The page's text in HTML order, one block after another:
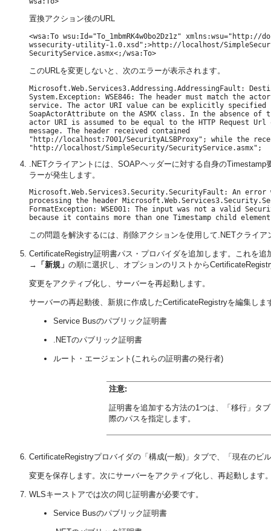
置換アクション後のURL
<wsa:To wsu:Id="To_1mbmRK4w0bo2Dz1z"
wssecurity-utility-1.0.xsd";>http://localhost/
このURLを変更しないと、次のエラーが表示されます。
Microsoft.Web.Services3.Addressing.AddressingFault:
System.Exception: WSE846: The header must match the
service. The actor URI value can be explicitly specified
SoapActorAttribute on the ASMX class. In the absence
actor URI is assumed to be equal to the HTTP Request
message. The header received contained
"http://localhost:7001/SecurityALSBProxy"; while the
.NETクライアントには、SOAPヘッダーに対する自身の
ラーが発生します。
Microsoft.Web.Services3.Security.SecurityFault: An error
processing the header
FormatException: WSE001: The input was not a valid
この問題を解決するには、削除アクションを使用して.NETクライ
CertificateRegistry証明書パス・プロバイダを追加します。これを
→ 「新規」 の順に選択し、オプションのリストから
変更をアクティブ化し、サーバーを再起動します。
サーバーの再起動後、新規に作成したCertificateRegistryを編集し
Service Busのパブリック証明書
.NETのパブリック証明書
ルート・エージェント(これらの証明書の発行者)
注意:
証明書を追加する方法の1つは、「移行」タ
際のパスを指定します。
CertificateRegistryプロバイダの「構成(一般)」タブで、「現在のビ
変更を保存します。次にサーバーをアクティブ化し、再起動します
WLSキーストアでは次の同じ証明書が必要です。
Service Busのパブリック証明書